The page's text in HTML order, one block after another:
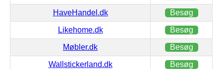
HaveHandel.dk Besøg
Likehome.dk Besøg
Møbler.dk Besøg
Wallstickerland.dk Besøg